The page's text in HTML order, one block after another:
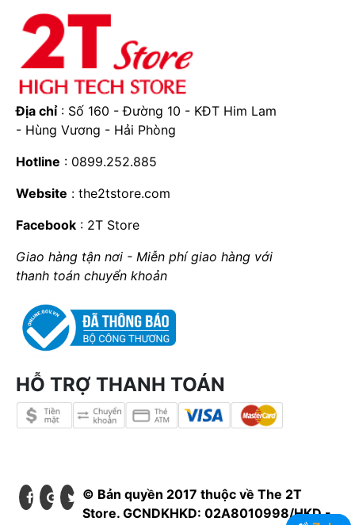
Địa chỉ: Số 160 - Đường 10 - KĐT Him Lam
- Hùng Vương - Hải Phòng
Hotline : 0899.252.885
Website :the2tstore.com
Facebook : 2T Store
Giao hàng tận nơi - Miễn phí giao hàng với
thanh toán chuyển khoản
HỖ TRỢ THANH TOÁN
© Bản quyền 2017 thuộc về The 2T
Store. GCNDKHKD: 02A8010998/HKD -